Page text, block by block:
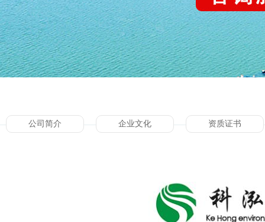
公司简介 企业文化 资质证书